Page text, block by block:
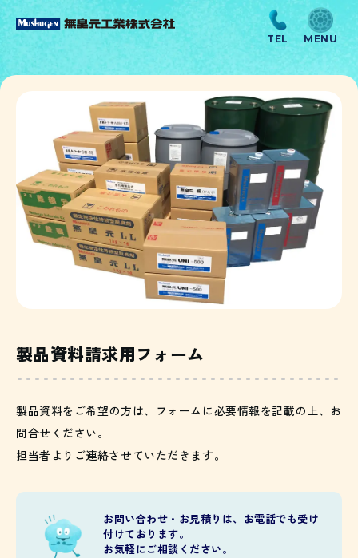
製品資料請求用フォーム
製品資料をご希望の方は、フォームに必要情報を記載の上、お
問合せください。
担当者よりご連絡させていただきます。
お問い合わせ・お見積りは、お電話でも受け
付けております。
お気軽にご相談ください。